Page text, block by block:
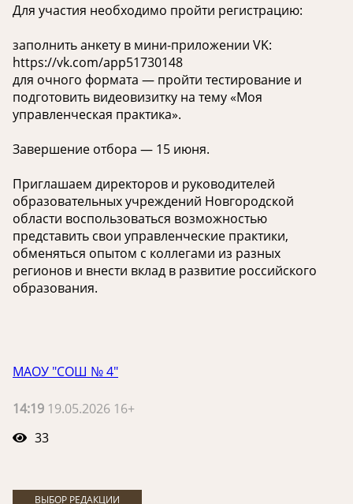
Для участия необходимо пройти регистрацию:
заполнить анкету в мини-приложении VK:
https://vk.com/app51730148
для очного формата — пройти тестирование и
подготовить видеовизитку на тему «Моя
управленческая практика».
Завершение отбора — 15 июня.
Приглашаем директоров и руководителей
образовательных учреждений Новгородской
области воспользоваться возможностью
представить свои управленческие практики,
обменяться опытом с коллегами из разных
регионов и внести вклад в развитие российского
образования.
МАОУ "СОШ № 4"
14:19 19.05.2026 16+
33
ВЫБОР РЕДАКЦИИ